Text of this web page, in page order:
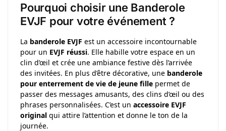
Pourquoi choisir une Banderole
EVJF pour votre événement ?
La banderole EVJF est un accessoire incontournable
pour un EVJF réussi. Elle habille votre espace en un
clin d’œil et crée une ambiance festive dès l’arrivée
des invitées. En plus d’être décorative, une banderole
pour enterrement de vie de jeune fille permet de
passer des messages amusants, des clins d’œil ou des
phrases personnalisées. C’est un accessoire EVJF
original qui attire l’attention et donne le ton de la
journée.